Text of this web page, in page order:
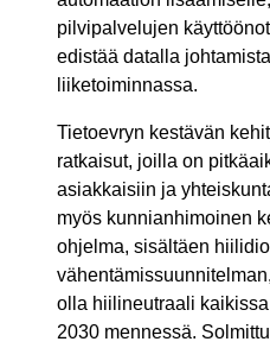
pilvipalvelujen
edistää datalla
liiketoiminnassa.
Tietoevryn kestävän
ratkaisut, joilla on
asiakkaisiin ja
myös kunnianhimoinen
ohjelma, sisältäen
olla hiilineutraali
2030 mennessä.